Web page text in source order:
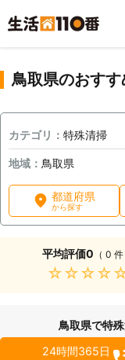
鳥取県のおす
カテゴリ： 特殊清掃
地域： 鳥取県
都道府県
から探す
平均評価0 （ 0 件
鳥取県で特
24時間365日